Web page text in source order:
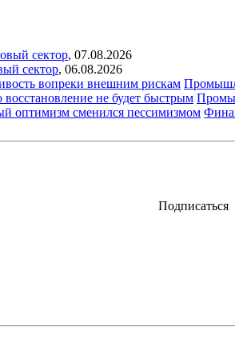
сектор, 07.08.2026
сектор, 06.08.2026
вопреки внешним рискам
не будет быстрым
оптимизм сменился пессимизмом
Подписаться